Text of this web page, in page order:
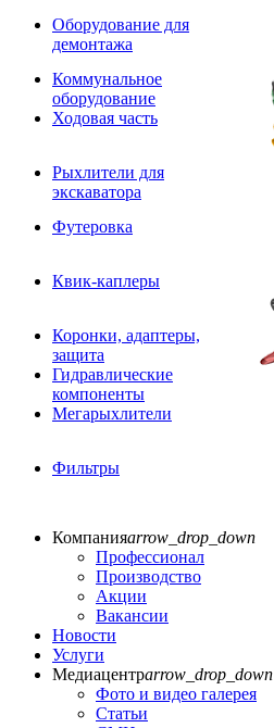
Оборудование для
демонтажа
Коммунальное
оборудование
Ходовая часть
Рыхлители для
экскаватора
Футеровка
Квик-каплеры
Коронки, адаптеры,
защита
Гидравлические
компоненты
Мегарыхлители
Фильтры
Компанияarrow_drop_down
Профессионал
Производство
Акции
Вакансии
Новости
Услуги
Медиацентрarrow_drop_down
Фото и видео галерея
Статьи